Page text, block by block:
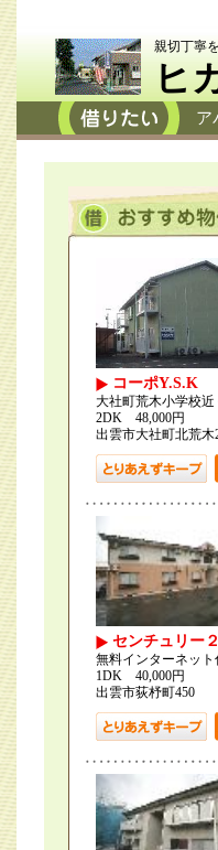
親切丁寧
ヒ
ア
コーポY.S.K
大社町荒木小学校
2DK 48,000円
出雲市大社町北荒
センチュリー
無料インターネッ
1DK 40,000円
出雲市荻杼町450